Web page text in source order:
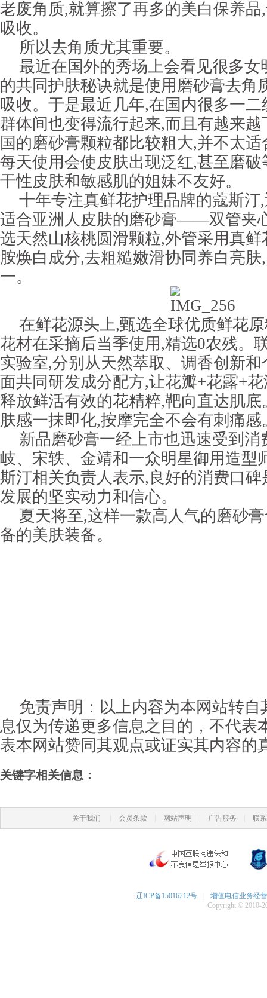
老废角质,就算擦了再多的美白保养
吸收。
所以去角质尤其重要。
最近在国外的秀场上会看见很多女
的共同护肤秘诀就是使用磨砂膏去角
吸收。于是最近几年,在国内很多一
群体间也变得流行起来,而且有越来
国的磨砂膏颗粒都比较粗大,并不太
每天使用会使皮肤出现泛红,甚至磨
干性皮肤和敏感肌的姐妹不友好。
十年专注真鲜花护理品牌的蔻斯汀
适合亚洲人皮肤的磨砂膏——双管夹
选天然山核桃圆滑颗粒,外管采用真
胺焕白成分,去粗糙嫩滑协同养白亮
一。
在鲜花源头上,甄选全球优质鲜花
花材在采摘后当季使用,精选0农残。
实验室,分别从天然萃取、调香创新
面共同研发成分配方,让花瓣+花露+
释放鲜活有效的花精粹,靶向直达肌
肤感一抹即化,按摩完全不会有刺痛感
新品磨砂膏一经上市也迅速受到消
岐、宋轶、金靖和一众明星御用造型
斯汀相关负责人表示,良好的消费口
发展的坚实动力和信心。
夏天将至,这样一款高人气的磨砂
备的美肤装备。
免责声明：以上内容为本网站转自
息仅为传递更多信息之目的，不代表
表本网站赞同其观点或证实其内容的
关键字相关信息：
关于我们 会员条款 网站声明 广告服务 联
辽ICP备15016212号
增值电信业务经
Copyright © 2010-